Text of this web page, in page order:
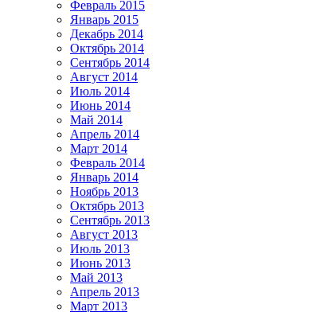
Февраль 2015
Январь 2015
Декабрь 2014
Октябрь 2014
Сентябрь 2014
Август 2014
Июль 2014
Июнь 2014
Май 2014
Апрель 2014
Март 2014
Февраль 2014
Январь 2014
Ноябрь 2013
Октябрь 2013
Сентябрь 2013
Август 2013
Июль 2013
Июнь 2013
Май 2013
Апрель 2013
Март 2013